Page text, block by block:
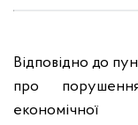
Відповідно до
про
економічної